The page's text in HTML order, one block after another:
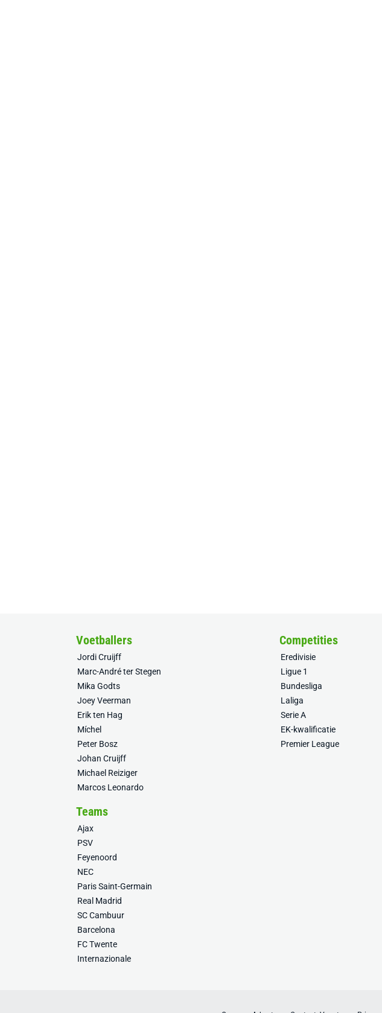
Voetballers
Jordi Cruijff
Marc-André ter Stegen
Mika Godts
Joey Veerman
Erik ten Hag
Míchel
Peter Bosz
Johan Cruijff
Michael Reiziger
Marcos Leonardo
Competities
Eredivisie
Ligue 1
Bundesliga
Laliga
Serie A
EK-kwalificatie
Premier League
Teams
Ajax
PSV
Feyenoord
NEC
Paris Saint-Germain
Real Madrid
SC Cambuur
Barcelona
FC Twente
Internazionale